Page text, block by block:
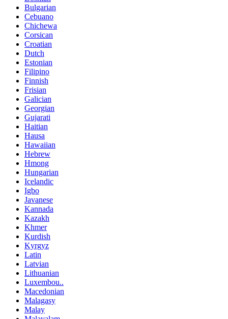
Bulgarian
Cebuano
Chichewa
Corsican
Croatian
Dutch
Estonian
Filipino
Finnish
Frisian
Galician
Georgian
Gujarati
Haitian
Hausa
Hawaiian
Hebrew
Hmong
Hungarian
Icelandic
Igbo
Javanese
Kannada
Kazakh
Khmer
Kurdish
Kyrgyz
Latin
Latvian
Lithuanian
Luxembou..
Macedonian
Malagasy
Malay